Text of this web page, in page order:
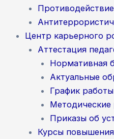
Центр карьерного
Аттестация
Нормативная
Актуальные
График
Приказы об
Курсы